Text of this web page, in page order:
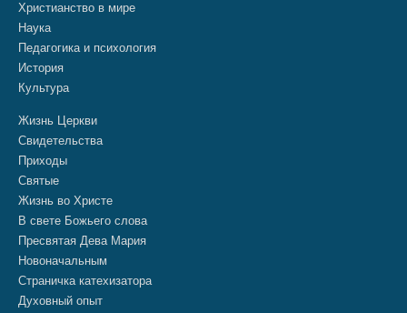
Христианство в мире
Наука
Педагогика и психология
История
Культура
Жизнь Церкви
Свидетельства
Приходы
Святые
Жизнь во Христе
В свете Божьего слова
Пресвятая Дева Мария
Новоначальным
Страничка катехизатора
Духовный опыт